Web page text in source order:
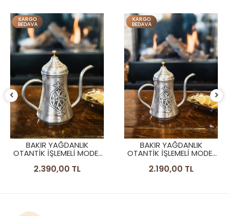
KARGO
BEDAVA
BAKIR YAĞDANLIK
OTANTİK İŞLEMELİ MODEL
GÜMÜŞ RENK NO:2
2.390,00 TL
KARGO
BEDAVA
BAKIR YAĞDANLIK
OTANTİK İŞLEMELİ MODEL
GÜMÜŞ RENK NO:1
2.190,00 TL